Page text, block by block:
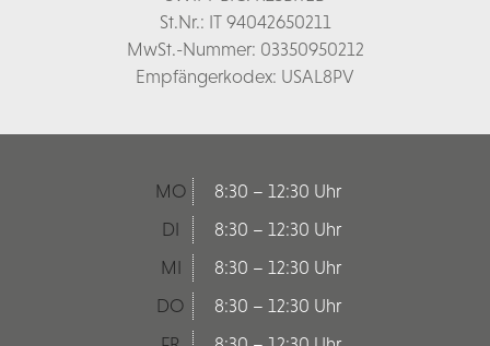
St.Nr.: IT 94042650211
MwSt.-Nummer: 03350950212
Empfängerkodex: USAL8PV
MO
8:30 – 12:30 Uhr
DI
8:30 – 12:30 Uhr
MI
8:30 – 12:30 Uhr
DO
8:30 – 12:30 Uhr